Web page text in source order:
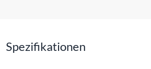
Spezifikationen